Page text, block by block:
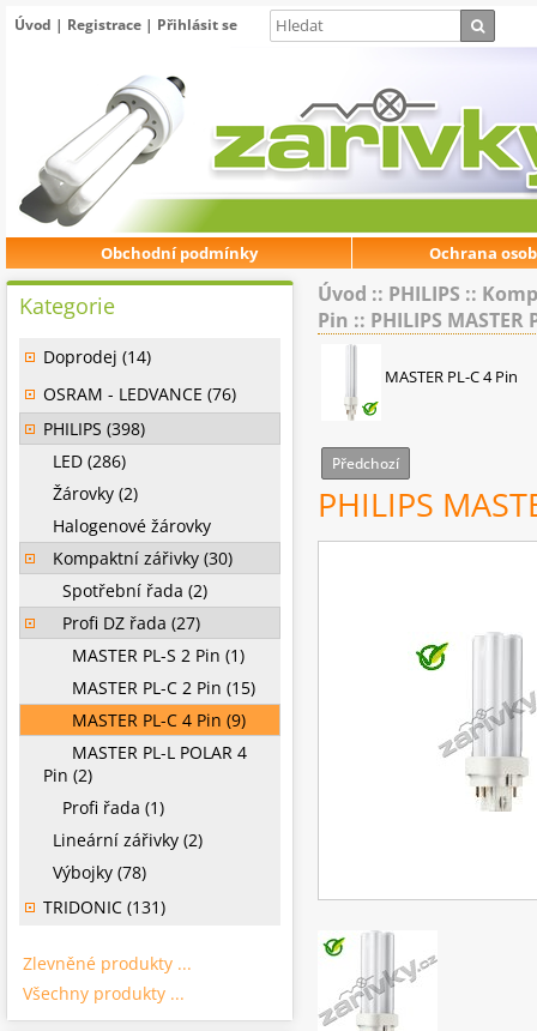
Úvod | Registrace | Přihlásit se
Obchodní podmínky Ochrana
Úvod :: PHILIPS ::
Pin :: PHILIPS
MASTER PL-C 4 Pin
Předchozí
PHILIPS
Kategorie
Doprodej (14)
OSRAM - LEDVANCE (76)
PHILIPS (398)
LED (286)
Žárovky (2)
Halogenové žárovky
Kompaktní zářivky (30)
Spotřební řada (2)
Profi DZ řada (27)
MASTER PL-S 2 Pin (1)
MASTER PL-C 2 Pin (15)
MASTER PL-C 4 Pin (9)
MASTER PL-L POLAR 4
Pin (2)
Profi řada (1)
Lineární zářivky (2)
Výbojky (78)
TRIDONIC (131)
Zlevněné produkty ...
Všechny produkty ...